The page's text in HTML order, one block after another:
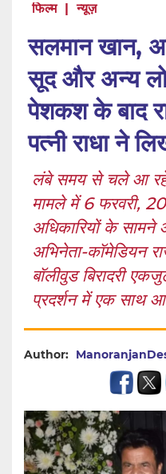
फिल्म | न्यूज़
सलमान खान,
सूद और अन्य
पेशकश के बाद
पत्नी राधा ने
लंबे समय से चले आ
मामले में 6 फरवरी,
अधिकारियों के सामने
अभिनेता-कॉमेडियन
बॉलीवुड बिरादरी
प्रदर्शन में एक साथ
Author: